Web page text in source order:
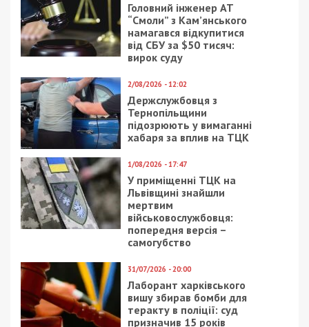
Головний інженер АТ
“Смоли” з Кам’янського
намагався відкупитися
від СБУ за $50 тисяч:
вирок суду
2/08/2026 - 12:02
Держслужбовця з
Тернопільщини
підозрюють у вимаганні
хабаря за вплив на ТЦК
1/08/2026 - 17:47
У приміщенні ТЦК на
Львівщині знайшли
мертвим
військовослужбовця:
попередня версія –
самогубство
31/07/2026 - 20:00
Лаборант харківського
вишу збирав бомби для
теракту в поліції: суд
призначив 15 років